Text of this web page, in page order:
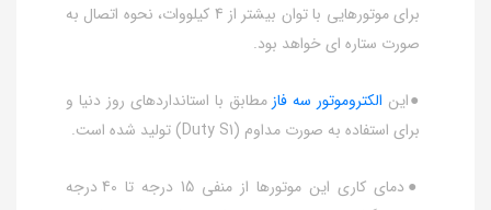
برای موتورهایی با توان بیشتر از 4 کیلووات، نحوه اتصال به
صورت ستاره ای خواهد بود.
●این الکتروموتور سه فاز مطابق با استانداردهای روز دنیا و
برای استفاده به صورت مداوم (Duty S1) تولید شده است.
●دمای کاری این موتورها از منفی 15 درجه تا 40 درجه